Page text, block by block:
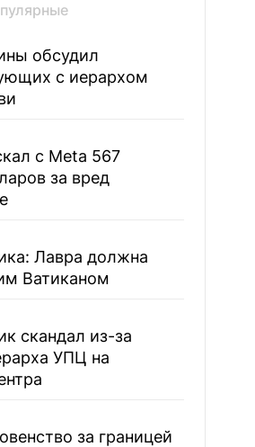
обсудил
с иерархом
с Meta 567
за вред
Лавра должна
Ватиканом
скандал из-за
УПЦ на
за границей